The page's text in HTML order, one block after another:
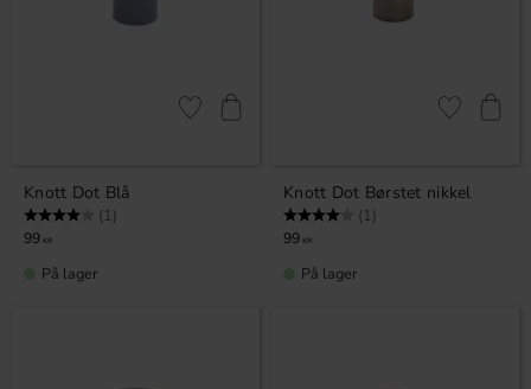
Knott Dot Blå
Karakter: (1)
99 KR
Lagre som favoritt
På lager
Knott Dot Børstet nikkel
Karakter: (1)
99 KR
Lagre som
På lager